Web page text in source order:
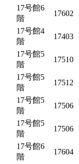
17号館6
階
17602
17号館4
階
17403
17号館5
階
17510
17号館5
階
17512
17号館5
階
17506
17号館5
階
17506
17号館6
階
17604